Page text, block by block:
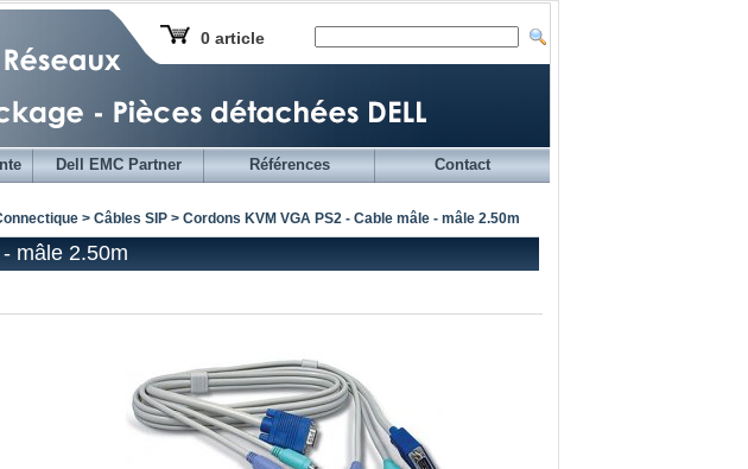
0 article
Dell EMC Partner Références Contact
> Câbles SIP > Cordons KVM VGA PS2 - Cable mâle - mâle 2.50m
mâle 2.50m